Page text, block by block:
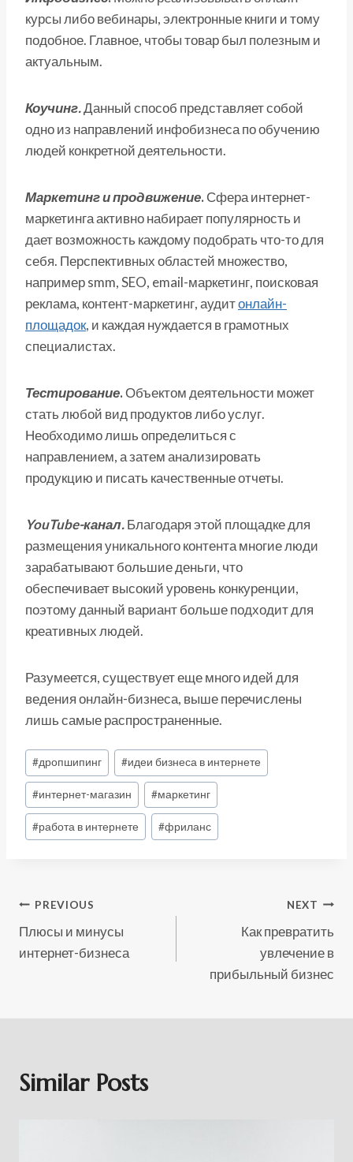
курсы либо вебинары, электронные книги и тому
подобное. Главное, чтобы товар был полезным и
актуальным.
Коучинг.Данный способ представляет собой
одно из направлений инфобизнеса по обучению
людей конкретной деятельности.
Маркетинг и продвижение. Сфера интернет-
маркетинга активно набирает популярность и
дает возможность каждому подобрать что-то для
себя. Перспективных областей множество,
например smm, SEO, email-маркетинг, поисковая
реклама, контент-маркетинг, аудитонлайн-
площадок, и каждая нуждается в грамотных
специалистах.
Тестирование.Объектом деятельности может
стать любой вид продуктов либо услуг.
Необходимо лишь определиться с
направлением, а затем анализировать
продукцию и писать качественные отчеты.
YouTube-канал.Благодаря этой площадке для
размещения уникального контента многие люди
зарабатывают большие деньги, что
обеспечивает высокий уровень конкуренции,
поэтому данный вариант больше подходит для
креативных людей.
Разумеется, существует еще много идей для
ведения онлайн-бизнеса, выше перечислены
лишь самые распространенные.
Post
Tags:
#дропшипинг #идеи бизнеса в интернете
#интернет-магазин #маркетинг
#работа в интернете #фриланс
Post
Navigation
PREVIOUS
Плюсы и минусы
интернет-бизнеса
NEXT
Как превратить
увлечение в
прибыльный бизнес
Similar Posts